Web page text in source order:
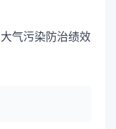
气污染防治绩效